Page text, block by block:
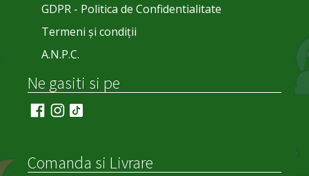
GDPR - Politica de Confidentialitate
Termeni și condiții
A.N.P.C.
Ne gasiti si pe
Comanda si Livrare